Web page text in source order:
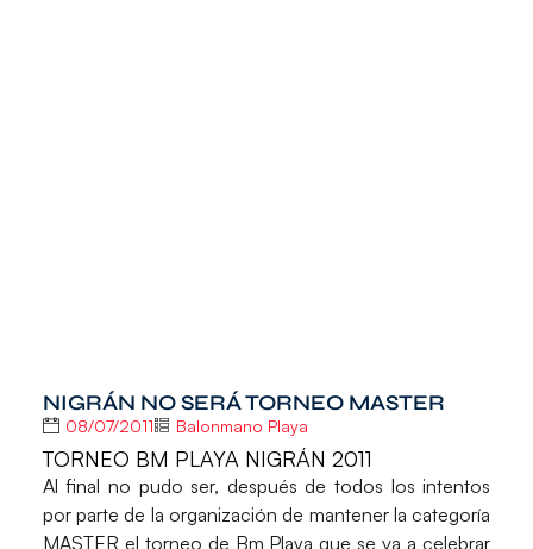
NIGRÁN NO SERÁ TORNEO MASTER
08/07/2011 Balonmano Playa
TORNEO BM PLAYA NIGRÁN 2011
Al final no pudo ser, después de todos los intentos
por parte de la organización de mantener la categoría
MASTER el torneo de Bm Playa que se va a celebrar